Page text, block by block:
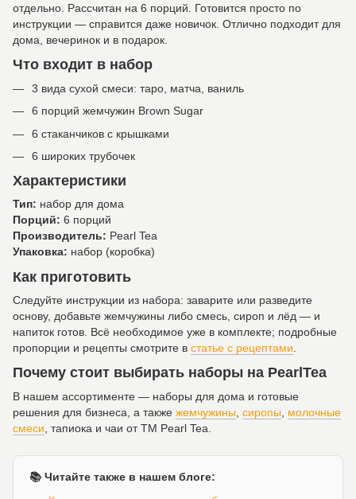
отдельно. Рассчитан на 6 порций. Готовится просто по
инструкции — справится даже новичок. Отлично подходит для
дома, вечеринок и в подарок.
Что входит в набор
3 вида сухой смеси: таро, матча, ваниль
6 порций жемчужин Brown Sugar
6 стаканчиков с крышками
6 широких трубочек
Характеристики
Тип: набор для дома
Порций: 6 порций
Производитель: Pearl Tea
Упаковка: набор (коробка)
Как приготовить
Следуйте инструкции из набора: заварите или разведите
основу, добавьте жемчужины либо смесь, сироп и лёд — и
напиток готов. Всё необходимое уже в комплекте; подробные
пропорции и рецепты смотрите в статье с рецептами
Почему стоит выбирать наборы на PearlTea
В нашем ассортименте — наборы для дома и готовые
решения для бизнеса, а также жемчужины сиропы
молочные
смеси , тапиока и чаи от ТМ Pearl Tea.
📚 Читайте также в нашем блоге: